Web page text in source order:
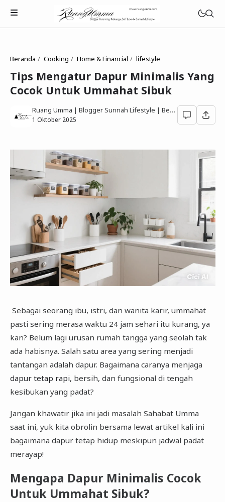
Parenting Islami
Rumah Tangga Muslimah
Refleksi Muslimah
Review & Rekomendasi
Beranda Cooking Home & Financial lifestyle
Tips Mengatur Dapur Minimalis Yang
Cocok Untuk Ummahat Sibuk
Ruang Umma | Blogger Sunnah Lifestyle | Berbagi Gaya Hidup Sesuai Quran Sunnah
1 Oktober 2025
Sebagai seorang ibu, istri, dan wanita karir, ummahat
pasti sering merasa waktu 24 jam sehari itu kurang, ya
kan? Belum lagi urusan rumah tangga yang seolah tak
ada habisnya. Salah satu area yang sering menjadi
tantangan adalah dapur. Bagaimana caranya menjaga
dapur tetap rapi, bersih, dan fungsional di tengah
kesibukan yang padat?
Jangan khawatir jika ini jadi masalah Sahabat Umma
saat ini, yuk kita obrolin bersama lewat artikel kali ini
bagaimana dapur tetap hidup meskipun jadwal padat
merayap!
Mengapa Dapur Minimalis Cocok
Untuk Ummahat Sibuk?